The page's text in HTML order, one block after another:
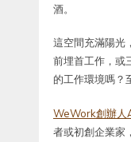
酒。
這空間充滿陽光
前埋首工作，或
的工作環境嗎？
WeWork創辦人
者或初創企業家